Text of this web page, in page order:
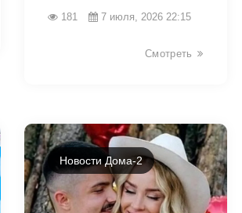
181 7 июля, 2026 22:15
Смотреть
Новости Дома-2